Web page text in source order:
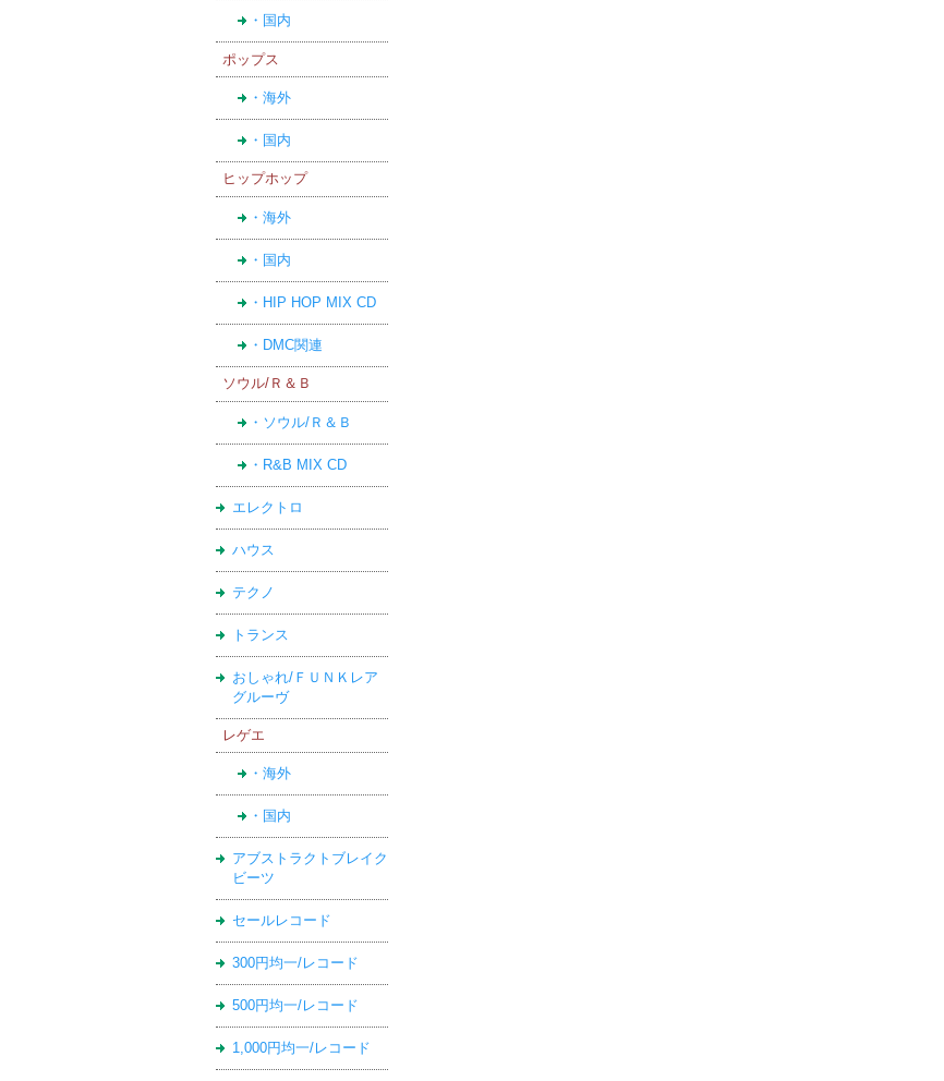
・国内
ポップス
・海外
・国内
ヒップホップ
・海外
・国内
・HIP HOP MIX CD
・DMC関連
ソウル/Ｒ＆Ｂ
・ソウル/Ｒ＆Ｂ
・R&B MIX CD
エレクトロ
ハウス
テクノ
トランス
おしゃれ/ＦＵＮＫレア
グルーヴ
レゲエ
・海外
・国内
アブストラクトブレイク
ビーツ
セールレコード
300円均一/レコード
500円均一/レコード
1,000円均一/レコード